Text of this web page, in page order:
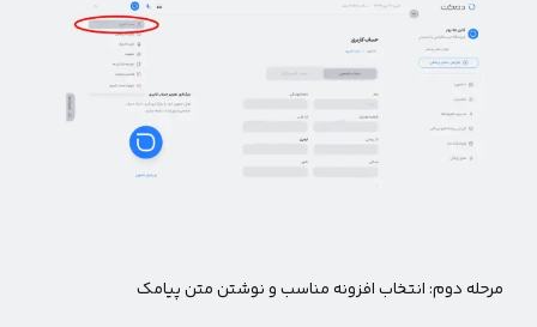
مرحله دوم: انتخاب افزونه مناسب و نوشتن متن پیامک